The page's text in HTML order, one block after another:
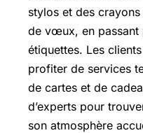
stylos et des
de vœux, en passant
étiquettes. Les
profiter de services
de cartes et de
d’experts pour
son atmosphère